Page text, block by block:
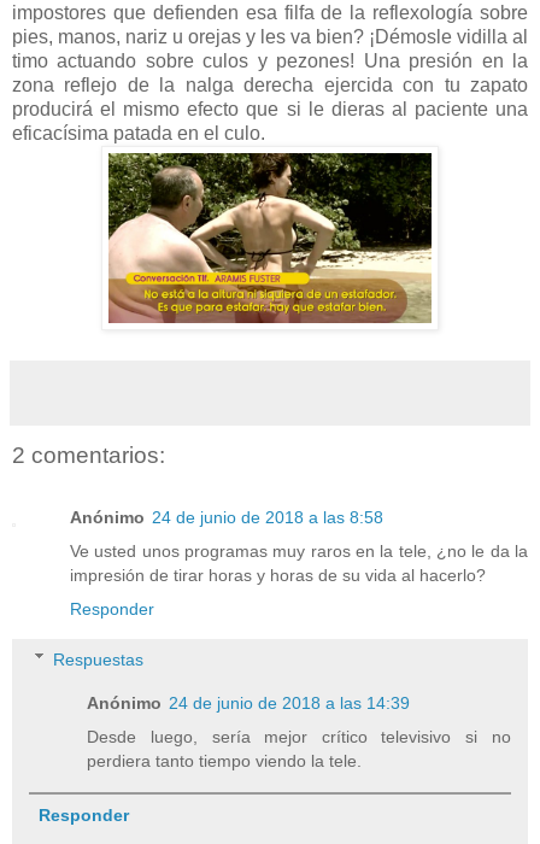
impostores que defienden esa filfa de la reflexología sobre
pies, manos, nariz u orejas y les va bien? ¡Démosle vidilla al
timo actuando sobre culos y pezones! Una presión en la
zona reflejo de la nalga derecha ejercida con tu zapato
producirá el mismo efecto que si le dieras al paciente una
eficacísima patada en el culo.
2 comentarios:
Anónimo 24 de junio de 2018 a las 8:58
Ve usted unos programas muy raros en la tele, ¿no le da la
impresión de tirar horas y horas de su vida al hacerlo?
Responder
Respuestas
Anónimo 24 de junio de 2018 a las 14:39
Desde luego, sería mejor crítico televisivo si no
perdiera tanto tiempo viendo la tele.
Responder